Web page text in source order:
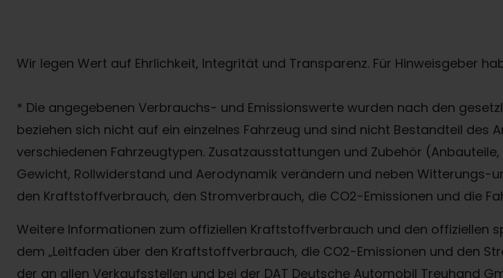
Wir legen Wert auf Ehrlichkeit, Integrität und Transparenz. Für Hinweisgeber
* Die angegebenen Verbrauchs- und Emissionswerte wurden nach den
beziehen sich nicht auf ein einzelnes Fahrzeug und sind nicht Bestandteil des
verschiedenen Fahrzeugtypen. Zusatzausstattungen und Zubehör
Gewicht, Rollwiderstand und Aerodynamik verändern und neben Witterungs-
den Kraftstoffverbrauch, den Stromverbrauch, die CO2-Emissionen und die
Weitere Informationen zum offiziellen Kraftstoffverbrauch und den offiziellen
dem „Leitfaden über den Kraftstoffverbrauch, die CO2-Emissionen und den
der an allen Verkaufsstellen und bei der DAT Deutsche Automobil Treuhand